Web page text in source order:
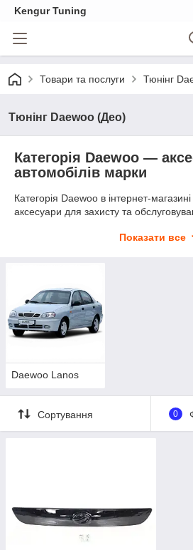
Kengur Tuning
Товари та послуги Тюнінг
Тюнінг Daewoo (Део)
Категорія Daewoo —
автомобілів марки
Категорія Daewoo в інтернет-
аксесуари для захисту та
ринку України. Наразі розділ містить
цікавлять аксесуари або захисні
моделей — Nexia, Sens, Matiz, Nubira
зверніться до менеджера для
замовлення.
Показати все
Daewoo Lanos
Сортування 0